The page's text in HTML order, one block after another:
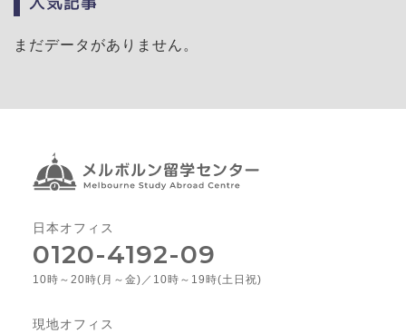
まだデータがありません。
日本オフィス
0120-4192-09
10時～20時(月～金)／10時～19時(土日祝)
現地オフィス